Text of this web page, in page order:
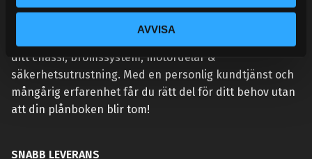
AVVISA
Handlar du hos Street Performance så höjer du
ditt chassi, bromssystem, motordelar &
säkerhetsutrustning. Med en personlig kundtjänst och
mångårig erfarenhet får du rätt del för ditt behov utan
att din plånboken blir tom!
SNABB LEVERANS